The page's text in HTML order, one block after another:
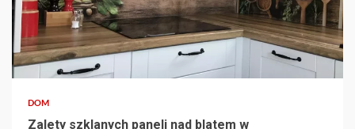
3 min read
DOM
Zalety szklanych paneli nad blatem w